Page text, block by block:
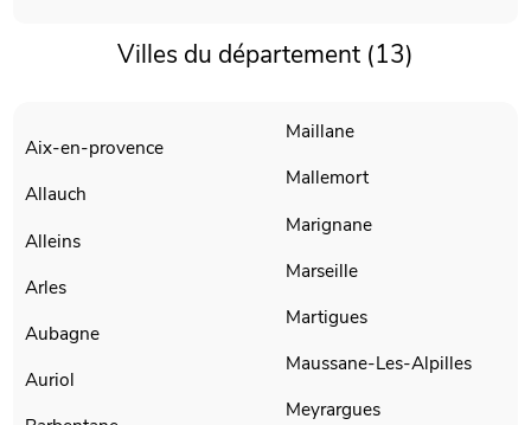
Villes du département (13)
Aix-en-provence
Allauch
Alleins
Arles
Aubagne
Auriol
Maillane
Mallemort
Marignane
Marseille
Martigues
Maussane-Les-Alpilles
Meyrargues